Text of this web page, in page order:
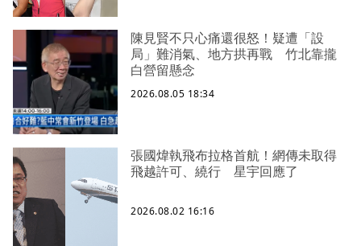
陳見賢不只心痛還很怒！疑遭「設
局」難消氣、地方拱再戰 竹北靠攏
白營留懸念
2026.08.05 18:34
張國煒執飛布拉格首航！網傳未取得
飛越許可、繞行 星宇回應了
2026.08.02 16:16